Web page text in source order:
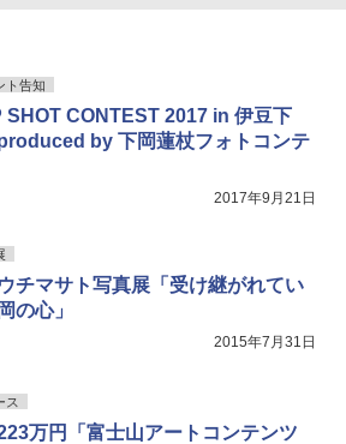
ト告知
SHOT CONTEST 2017 in 伊豆下
by 下岡蓮杖フォトコンテ
2017年9月21日
チマサト写真展「受け継がれてい
の心」
2015年7月31日
ス
万円「富士山アートコンテンツ